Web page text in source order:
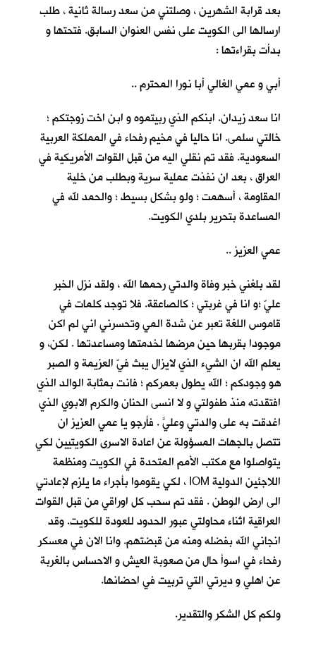
بعد قرابة الشهرين ، وصلتني من سعد رسالة ثانية ، طلب
ارسالها الى الكويت على نفس العنوان السابق. فتحتها و
بدأت بقراءتها :
أبي و عمي الغالي أبا نورا المحترم ..
انا سعد زيدان. ابنكم الذي ربيتموه و ابن اخت زوجتكم ؛
خالتي سلمى. انا حاليا في مخيم رفحاء في المملكة العربية
السعودية. فقد تم نقلي اليه من قبل القوات الأمريكية في
العراق ، بعد ان نفذت عملية سرية وبطلب من خلية
المقاومة ، أسهمت ؛ ولو بشكل بسيط ؛ والحمد لله في
المساعدة بتحرير بلدي الكويت.
عمي العزيز ..
لقد بلغني خبر وفاة والدتي رحمها الله ، ولقد نزل الخبر
عليّ ؛و انا في غربتي ؛ كالصاعقة. فلا توجد كلمات في
قاموس اللغة تعبر عن شدة المي وتحسرني اني لم اكن
موجودا بقربها حين مرضها لخدمتها ومساعدتها . لكن، و
يعلم الله ان الشيء الذي لايزال يبث فيّ العزيمة و الصبر
هو وجودكم ؛ الله يطول بعمركم ؛ فانت بمثابة الوالد الذي
افتقدته منذ طفولتي و لا انسى الحنان والكرم الابوي الذي
اغدقت به على والدتي وعليَّ . فأرجو يا عمي العزيز ان
تتصل بالجهات المسؤولة عن اعادة الاسرى الكويتيين لكي
يتواصلوا مع مكتب الأمم المتحدة في الكويت ومنظمة
اللاجئين الدولية IOM ، لكي يقوموا بأجراء ما يلزم لإعادتي
الى ارض الوطن . فقد تم سحب كل اوراقي من قبل القوات
العراقية اثناء محاولتي عبور الحدود للعودة للكويت. وقد
انجاني الله بفضله ومنه من قبضتهم. وانا الان في معسكر
رفحاء في اسوأ حال من صعوبة العيش و الاحساس بالغربة
عن اهلي و ديرتي التي تربيت في احضانها.
ولكم كل الشكر والتقدير.